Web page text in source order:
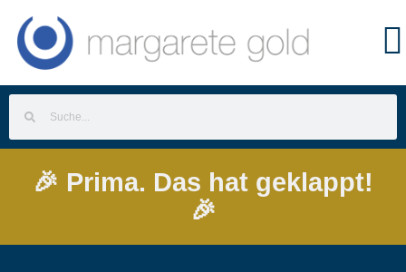
🎉 Prima. Das hat geklappt!
🎉